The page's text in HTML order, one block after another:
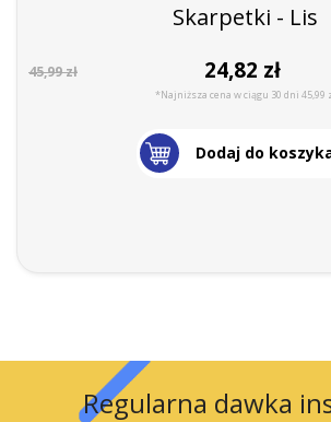
Skarpetki - Lis
45,99 zł 24,82 zł
*Najniższa cena w ciągu 30 dni 45,99
Dodaj do
Regularna dawka